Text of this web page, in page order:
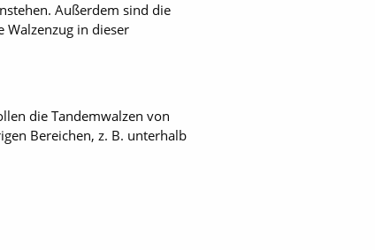
Außerdem sind die
Walzenzug in dieser
die Tandemwalzen von
Bereichen, z. B. unterhalb